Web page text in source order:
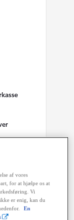
af vores
for at hjælpe os at
Vi
er enig, kan du
En